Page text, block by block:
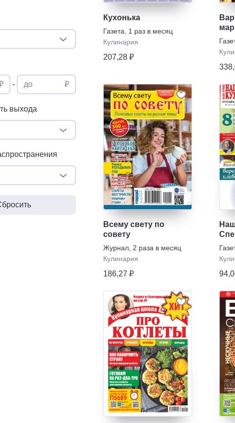
- до ₽
выхода
Кухонька
Газета
1 раз в месяц
Кулинария
207,28 ₽
Всему свету по
совету
Журнал, 2 раза в месяц
Кулинария
186,27 ₽